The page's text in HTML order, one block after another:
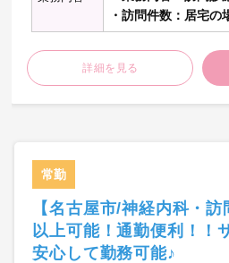
・訪問件数：居宅
度
施設の場合 1
～50名）程度
・訪問体制：医師・
名
・通勤手当：公共
・車 通 勤：可能（
・勤務開始：随時
詳細を見る
常勤
【名古屋市/神経内科・
以上可能！通勤便利！！
安心して勤務可能♪